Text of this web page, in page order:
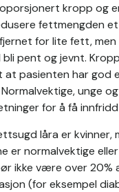
kropp og
fettmengden
fjernet for lite fett,
pent og jevnt.
pasienten har god
unge
for å få
låra er kvinner,
er normalvektige
ikke være over 20%
(for eksempel